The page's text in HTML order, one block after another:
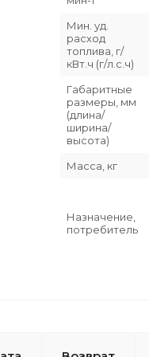
Мин. уд.
расход
топлива, г/
кВт.ч (г/л.с.ч)
Габаритные
размеры, мм
(длина/
ширина/
высота)
Масса, кг
Назначение,
потребитель